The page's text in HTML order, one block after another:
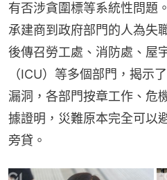
有否涉貪圍標等系統性問題
承建商到政府部門的人為失
後傳召勞工處、消防處、屋
（ICU）等多個部門，揭示
漏洞，各部門按章工作、危
據證明，災難原本完全可以
旁貸。